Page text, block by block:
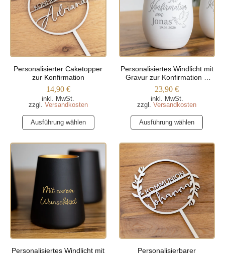
Die
Optionen
können
Produktseite
gewählt
werden
Optionen
können
der
Produktseite
gewählt
werden
Personalisierter Caketopper
zur Konfirmation
14,90 €
inkl. MwSt.
zzgl. Versandkosten
Ausführung wählen
Dieses
Produkt
weist
mehrere
Varianten
Die
Optionen
können
auf
der
Produktseite
Personalisiertes Windlicht mit
Gravur zur Konfirmation –
Taube mit Olivenzweig
23,90€
inkl. MwSt.
zzgl.Versandkosten
Ausführung wählen
Dieses
Produkt
weist
mehrere
Varianten
auf.
Die
Optionen
können
auf
der
Produktseite
Personalisiertes Windlicht mit
Personalisierbarer